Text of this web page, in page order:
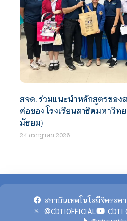
สจด. ร่วมแนะนำหลักสูตรของ
ต่อของ โรงเรียนสาธิตมหาวิท
มัธยม)
24 กรกฎาคม 2026
สถาบันเทคโนโลยีจิตรลดา
@CDTIOFFICIAL
CDTI